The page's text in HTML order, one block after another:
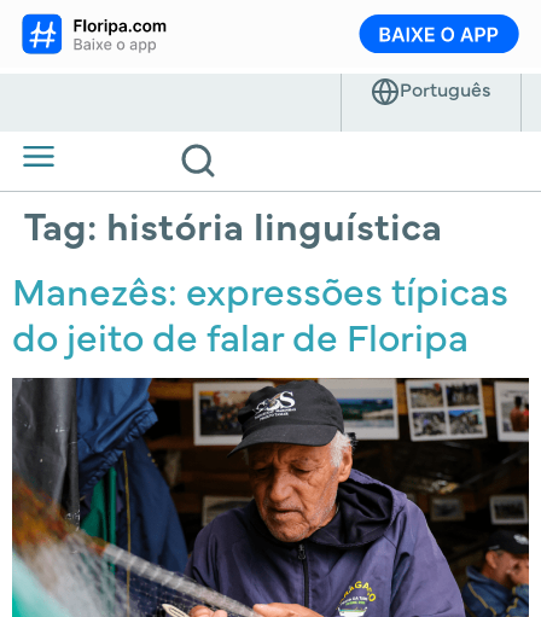
Tag: história linguística
Manezês: expressões típicas
do jeito de falar de Floripa